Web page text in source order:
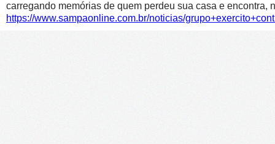
carregando memórias de quem perdeu sua casa e encontra,
https://www.sampaonline.com.br/noticias/